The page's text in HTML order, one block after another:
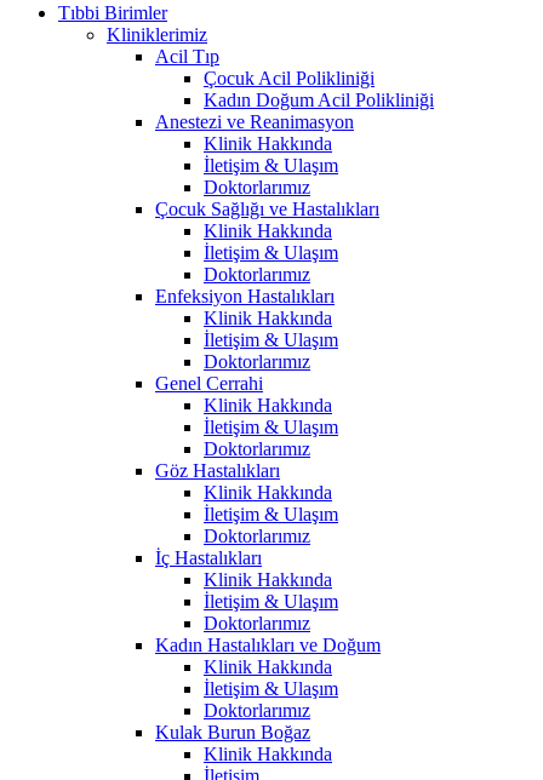
Tıbbi Birimler
Kliniklerimiz
Acil Tıp
Çocuk Acil Polikliniği
Kadın Doğum Acil Polikliniği
Anestezi ve Reanimasyon
Klinik Hakkında
İletişim & Ulaşım
Doktorlarımız
Çocuk Sağlığı ve Hastalıkları
Klinik Hakkında
İletişim & Ulaşım
Doktorlarımız
Enfeksiyon Hastalıkları
Klinik Hakkında
İletişim & Ulaşım
Doktorlarımız
Genel Cerrahi
Klinik Hakkında
İletişim & Ulaşım
Doktorlarımız
Göz Hastalıkları
Klinik Hakkında
İletişim & Ulaşım
Doktorlarımız
İç Hastalıkları
Klinik Hakkında
İletişim & Ulaşım
Doktorlarımız
Kadın Hastalıkları ve Doğum
Klinik Hakkında
İletişim & Ulaşım
Doktorlarımız
Kulak Burun Boğaz
Klinik Hakkında
İletişim